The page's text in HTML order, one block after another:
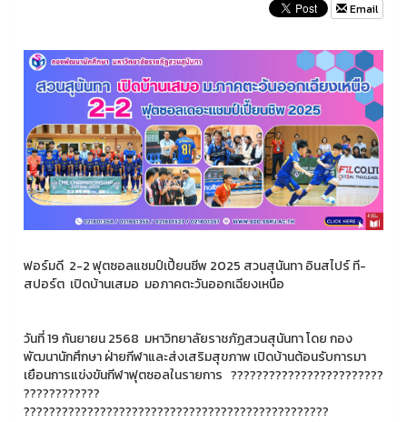
Email
ฟอร์มดี 2-2 ฟุตซอลแชมป์เปี้ยนชีพ 2025 สวนสุนันทา อินสไปร์ ที-
สปอร์ต เปิดบ้านเสมอ มอภาคตะวันออกเฉียงเหนือ
วันที่ 19 กันยายน 2568 มหาวิทยาลัยราชภัฏสวนสุนันทา โดย กอง
พัฒนานักศึกษา ฝ่ายกีฬาและส่งเสริมสุขภาพ เปิดบ้านต้อนรับการมา
เยือนการแข่งขันกีฬาฟุตซอลในรายการ ????????????????????????
????????????
????????????????????????????????????????????????